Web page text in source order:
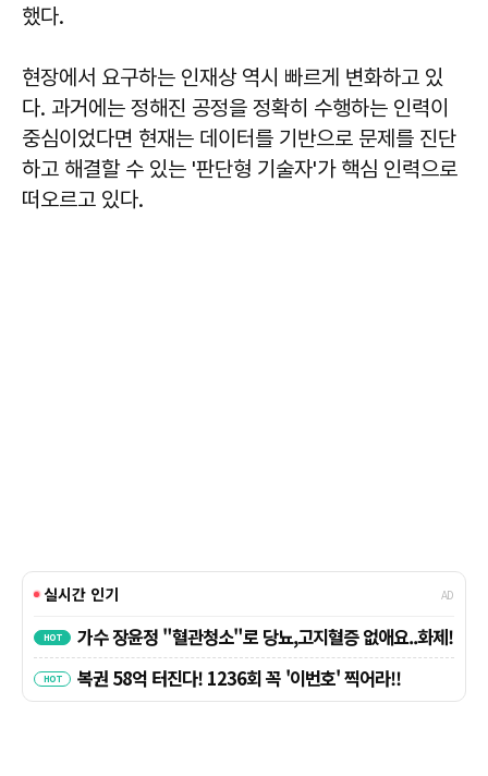
했다.
현장에서 요구하는 인재상 역시 빠르게 변화하고 있
다. 과거에는 정해진 공정을 정확히 수행하는 인력이
중심이었다면 현재는 데이터를 기반으로 문제를 진단
하고 해결할 수 있는 '판단형 기술자'가 핵심 인력으로
떠오르고 있다.